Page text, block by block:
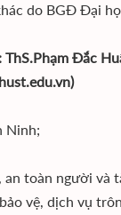
do BGĐ Đại
ThS.Phạm Đắc
Ninh;
an toàn người và
vệ, dịch vụ